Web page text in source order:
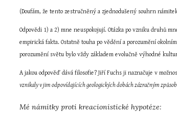
(Doufám, že tento zestručněný a zjednodušený souhrn
Odpovědi 1) a 2) mne neuspokojují. Otázka po vzniku druhů
empirická fakta. Ostatně touha po vědění a porozumění
porozumění světu bylo vždy základem evolučně výhodné
A jakou odpověď dává filosofie? Jiří Fuchs ji naznačuje v
vznikaly v jim odpovídajících geologických dobách zázračným
Mé námitky proti kreacionistické hypotéze: